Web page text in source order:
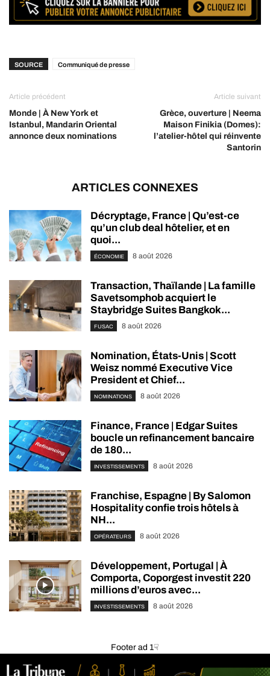
SOURCE Communiqué de presse
Article précédent
Monde | À New York et
Istanbul, Mandarin Oriental
annonce deux nominations
Article suivant
Grèce, ouverture | Neema
Maison Finikia (Domes):
l’atelier-hôtel qui réinvente
Santorin
ARTICLES CONNEXES
Décryptage, France | Qu’est-ce
qu’un club deal hôtelier, et en
quoi...
ÉCONOMIE 8 août 2026
Transaction, Thaïlande | La famille
Savetsomphob acquiert le
Staybridge Suites Bangkok...
FUSAC 8 août 2026
Nomination, États-Unis | Scott
Weisz nommé Executive Vice
President et Chief...
NOMINATIONS 8 août 2026
Finance, France | Edgar Suites
boucle un refinancement bancaire
de 180...
INVESTISSEMENTS 8 août 2026
Franchise, Espagne | By Salomon
Hospitality confie trois hôtels à
NH...
OPÉRATEURS 8 août 2026
Développement, Portugal | À
Comporta, Coporgest investit 220
millions d’euros avec...
INVESTISSEMENTS 8 août 2026
Footer ad 1☟